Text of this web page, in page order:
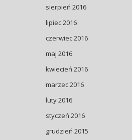
sierpień 2016
lipiec 2016
czerwiec 2016
maj 2016
kwiecień 2016
marzec 2016
luty 2016
styczeń 2016
grudzień 2015